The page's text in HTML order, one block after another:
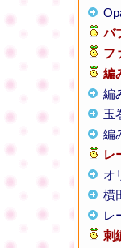
バ
フ
編
編
玉
編
レ
オ
横
レ
刺